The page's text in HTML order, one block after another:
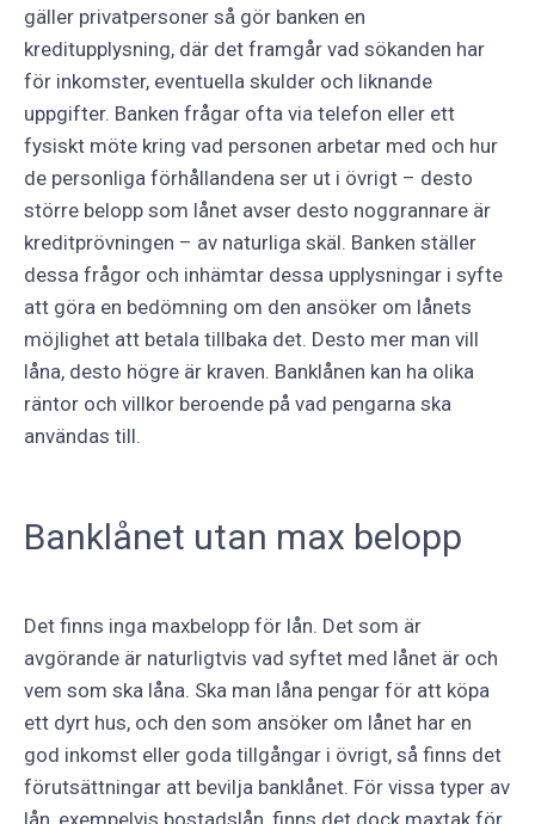
gäller privatpersoner så gör banken en
kreditupplysning, där det framgår vad sökanden har
för inkomster, eventuella skulder och liknande
uppgifter. Banken frågar ofta via telefon eller ett
fysiskt möte kring vad personen arbetar med och hur
de personliga förhållandena ser ut i övrigt – desto
större belopp som lånet avser desto noggrannare är
kreditprövningen – av naturliga skäl. Banken ställer
dessa frågor och inhämtar dessa upplysningar i syfte
att göra en bedömning om den ansöker om lånets
möjlighet att betala tillbaka det. Desto mer man vill
låna, desto högre är kraven. Banklånen kan ha olika
räntor och villkor beroende på vad pengarna ska
användas till.
Banklånet utan max belopp
Det finns inga maxbelopp för lån. Det som är
avgörande är naturligtvis vad syftet med lånet är och
vem som ska låna. Ska man låna pengar för att köpa
ett dyrt hus, och den som ansöker om lånet har en
god inkomst eller goda tillgångar i övrigt, så finns det
förutsättningar att bevilja banklånet. För vissa typer av
lån, exempelvis bostadslån, finns det dock maxtak för